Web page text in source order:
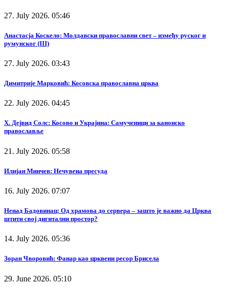
27. July 2026. 05:46
Анастасја Коскело: Молдавски православни свет – између руског и
румунског (III)
27. July 2026. 03:43
Димитрије Марковић: Косовска православна црква
22. July 2026. 04:45
Х. Дејвид Солс: Косово и Украјина: Самученици за канонско
православље
21. July 2026. 05:58
Илијан Минчев: Нечувена пресуда
16. July 2026. 07:07
Ненад Бадовинац: Од храмова до сервера – зашто је важно да Црква
штити свој дигитални простор?
14. July 2026. 05:36
Зоран Чворовић: Фанар као црквени ресор Брисела
29. June 2026. 05:10